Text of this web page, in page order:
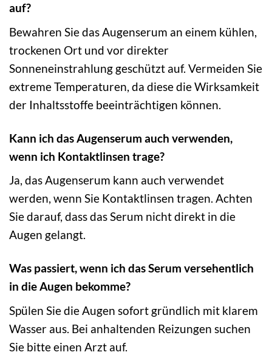
auf?
Bewahren Sie das Augenserum an einem kühlen,
trockenen Ort und vor direkter
Sonneneinstrahlung geschützt auf. Vermeiden Sie
extreme Temperaturen, da diese die Wirksamkeit
der Inhaltsstoffe beeinträchtigen können.
Kann ich das Augenserum auch verwenden,
wenn ich Kontaktlinsen trage?
Ja, das Augenserum kann auch verwendet
werden, wenn Sie Kontaktlinsen tragen. Achten
Sie darauf, dass das Serum nicht direkt in die
Augen gelangt.
Was passiert, wenn ich das Serum versehentlich
in die Augen bekomme?
Spülen Sie die Augen sofort gründlich mit klarem
Wasser aus. Bei anhaltenden Reizungen suchen
Sie bitte einen Arzt auf.